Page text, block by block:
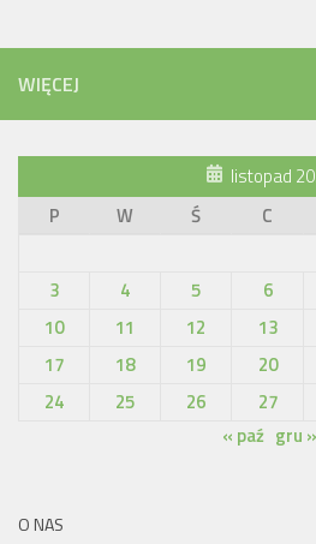
WIĘCEJ
listopad
P
W Ś C
3
4 5 6
10
11 12 13
17
18 19 20
24
25 26 27
« paź gru »
O NAS